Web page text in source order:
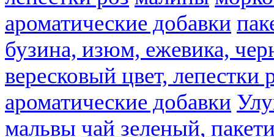
ароматические добавки
бузина, изюм, ежевика,
вересковый цвет, лепестки
ароматические добавки
мальвы чай зеленый,